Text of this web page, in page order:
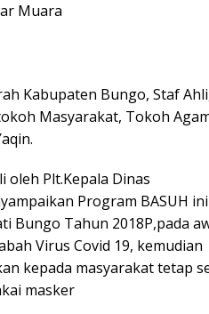
Muara
Kabupaten Bungo, Staf
Masyarakat, Tokoh
oleh Plt.Kepala Dinas
Program BASUH ini
Bungo Tahun 2018P,pada
Virus Covid 19, kemudian
kepada masyarakat tetap
masker